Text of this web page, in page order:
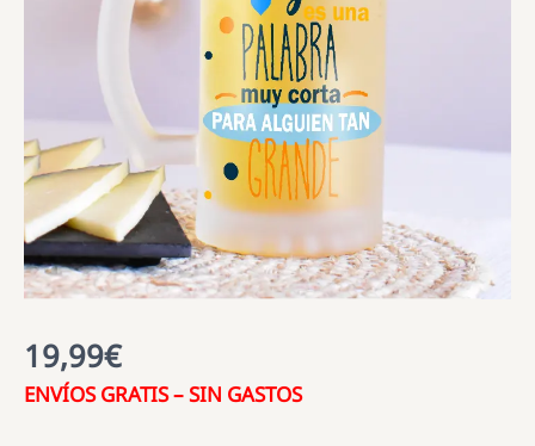
19,99€
ENVÍOS GRATIS – SIN GASTOS